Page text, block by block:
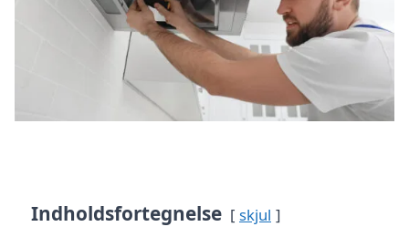
Indholdsfortegnelse skjul